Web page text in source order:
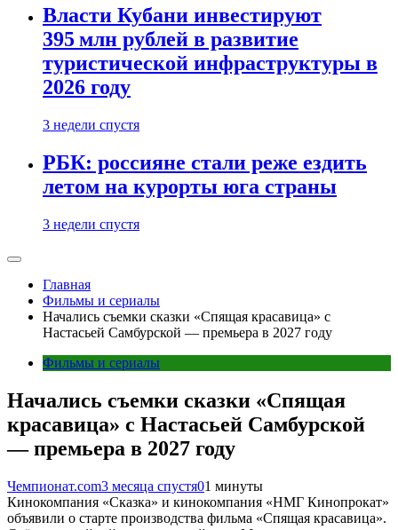
Власти Кубани инвестируют
395 млн рублей в развитие
туристической инфраструктуры в
2026 году
3 недели спустя
РБК: россияне стали реже ездить
летом на курорты юга страны
3 недели спустя
Главная
Фильмы и сериалы
Начались съемки сказки «Спящая красавица» с
Настасьей Самбурской — премьера в 2027 году
Фильмы и сериалы
Начались съемки сказки «Спящая
красавица» с Настасьей Самбурской
— премьера в 2027 году
Чемпионат.com3 месяца спустя01 минуты
Кинокомпания «Сказка» и кинокомпания «НМГ Кинопрокат»
объявили о старте производства фильма «Спящая красавица».